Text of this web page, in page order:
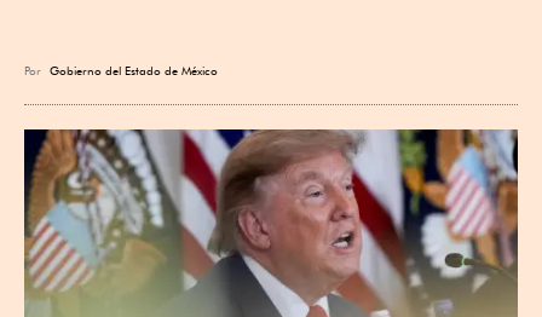
Por Gobierno del Estado de México